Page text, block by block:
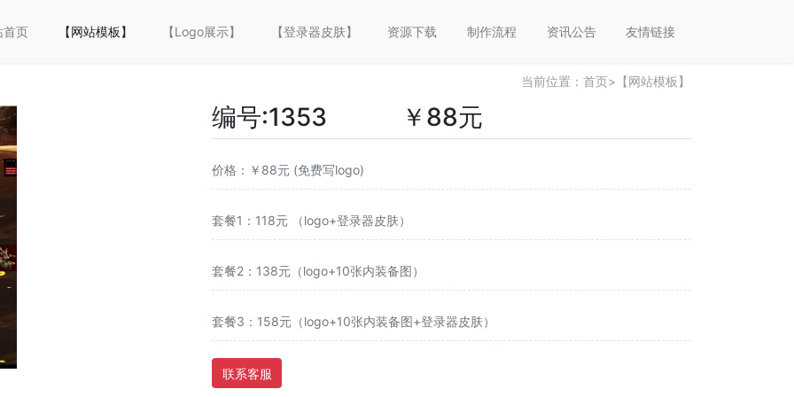
首页 【网站模板】 【Logo展示】 【登录器皮肤】 资源下载 制作流程 资讯公告 友情链接
当前位置： 首页> 【网站模板】
编号:1353 ￥88元
价格：￥88元 (免费写logo)
套餐1：118元 （logo+登录器皮肤）
套餐2：138元（logo+10张内装备图）
套餐3：158元（logo+10张内装备图+登录器皮肤）
联系客服